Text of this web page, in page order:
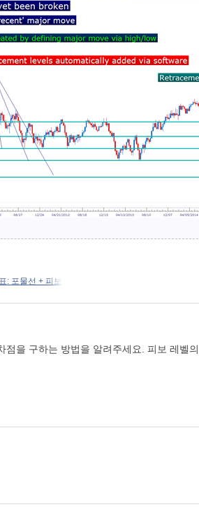
: 포물선 + 피보
점을 구하는 방법을 알려주세요. 피보 레